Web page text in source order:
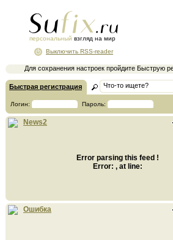
персональный взгляд на мир
Для сохранения настроек пройдите Быструю
Выключить RSS-reader
Быстрая регистрация
Логин: Пароль:
News2
Error parsing this feed !
Error: , at line:
Ошибка